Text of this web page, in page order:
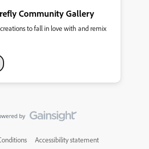
Community Gallery
to fall in love with and remix
Accessibility statement